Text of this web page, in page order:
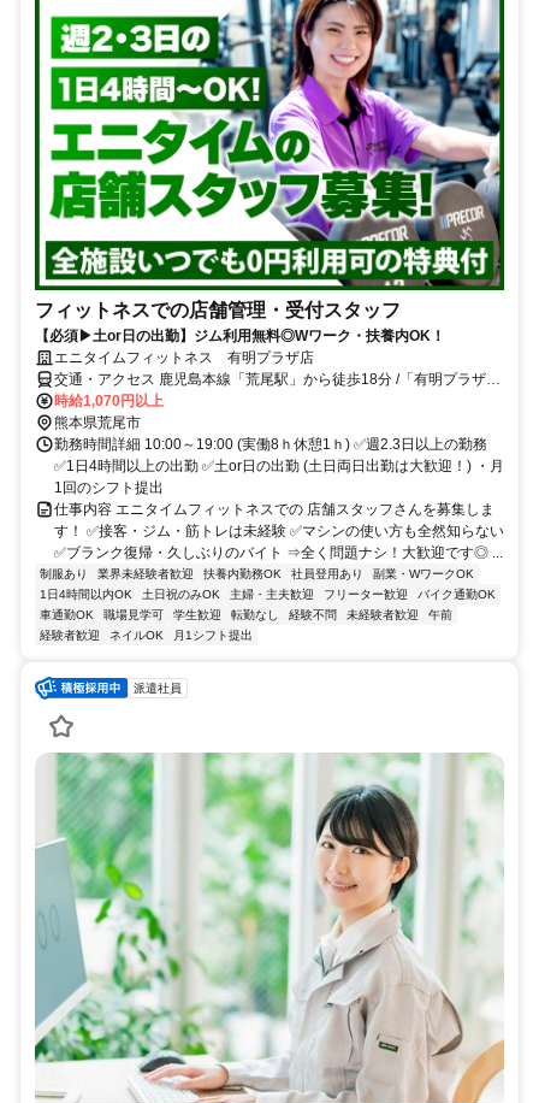
フィットネスでの店舗管理・受付スタッフ
【必須▶土or日の出勤】ジム利用無料◎Wワーク・扶養内OK！
エニタイムフィットネス 有明プラザ店
交通・アクセス 鹿児島本線「荒尾駅」から徒歩18分 /「有明プラザ
前」バス停から徒歩4分
時給1,070円以上
熊本県荒尾市
勤務時間詳細 10:00～19:00 (実働8ｈ休憩1ｈ) ✅週2.3日以上の勤務
✅1日4時間以上の出勤 ✅土or日の出勤 (土日両日出勤は大歓迎！) ・月
1回のシフト提出
仕事内容 エニタイムフィットネスでの 店舗スタッフさんを募集しま
す！ ✅接客・ジム・筋トレは未経験 ✅マシンの使い方も全然知らない
✅ブランク復帰・久しぶりのバイト ⇒全く問題ナシ！大歓迎です◎ ...
制服あり 業界未経験者歓迎 扶養内勤務OK 社員登用あり
副業・WワークOK
1日4時間以内OK
土日祝のみOK 主婦・主夫歓迎 フリーター歓迎
バイク通勤OK
車通勤OK
職場見学可 学生歓迎 転勤なし 経験不問 未経験者歓迎
午前
経験者歓迎
ネイルOK 月1シフト提出
派遣社員